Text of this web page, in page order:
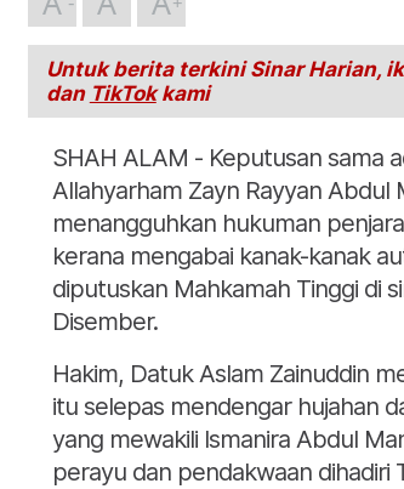
Untuk berita terkini Sinar Harian,
dan TikTokkami
SHAH ALAM - Keputusan sama
Allahyarham Zayn Rayyan Abdul
menangguhkan hukuman
kerana mengabai kanak-kanak
diputuskan Mahkamah Tinggi di
Disember.
Hakim, Datuk Aslam Zainuddin
itu selepas mendengar hujahan
yang mewakili Ismanira Abdul
perayu dan pendakwaan dihadiri